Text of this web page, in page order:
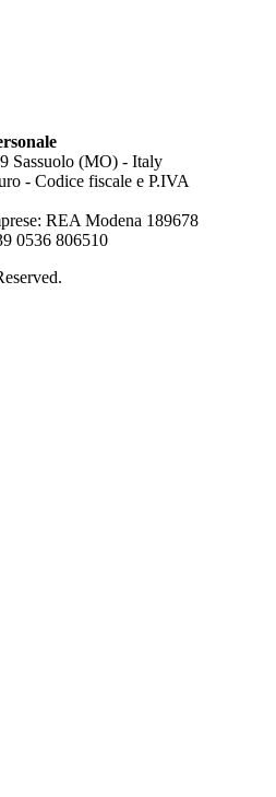
Sassuolo (MO) - Italy
- Codice fiscale e P.IVA
REA Modena 189678
0536 806510